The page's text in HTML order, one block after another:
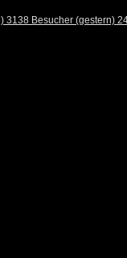
3138 Besucher (gestern)